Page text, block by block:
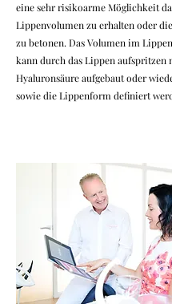
eine sehr risikoarme Möglichkeit
Lippenvolumen zu erhalten oder
zu betonen. Das Volumen im
kann durch das Lippen aufspritzen
Hyaluronsäure aufgebaut oder
sowie die Lippenform definiert